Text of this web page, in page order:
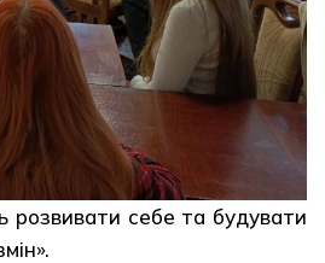
розвивати себе та будувати